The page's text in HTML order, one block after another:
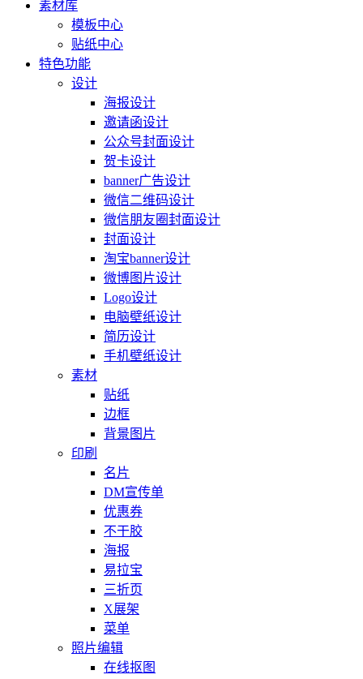
素材库
模板中心
贴纸中心
特色功能
设计
海报设计
邀请函设计
公众号封面设计
贺卡设计
banner广告设计
微信二维码设计
微信朋友圈封面设计
封面设计
淘宝banner设计
微博图片设计
Logo设计
电脑壁纸设计
简历设计
手机壁纸设计
素材
贴纸
边框
背景图片
印刷
名片
DM宣传单
优惠券
不干胶
海报
易拉宝
三折页
X展架
菜单
照片编辑
在线抠图